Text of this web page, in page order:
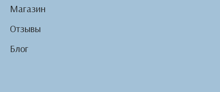
Магазин
Отзывы
Блог